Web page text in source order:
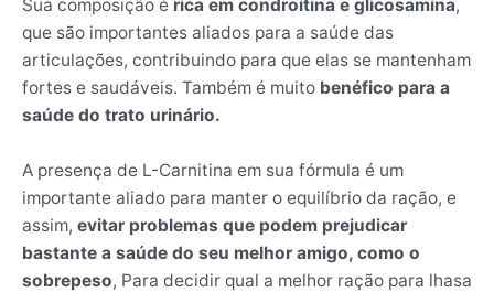
Sua composição é rica em condroitina e glicosamina,
que são importantes aliados para a saúde das
articulações, contribuindo para que elas se mantenham
fortes e saudáveis. Também é muito benéfico para a
saúde do trato urinário.
A presença de L-Carnitina em sua fórmula é um
importante aliado para manter o equilíbrio da ração, e
assim, evitar problemas que podem prejudicar
bastante a saúde do seu melhor amigo, como o
sobrepeso, Para decidir qual a melhor ração para lhasa